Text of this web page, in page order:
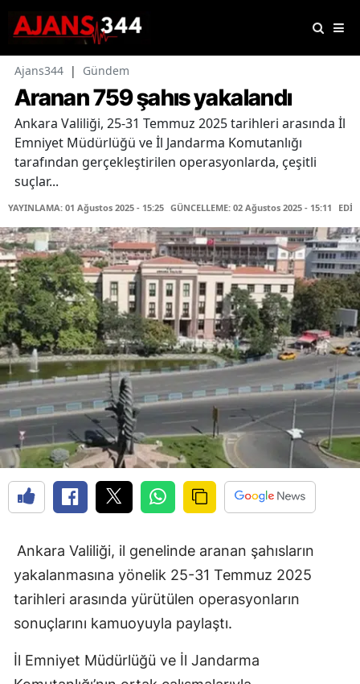
Ajans344 | Gündem
Aranan 759 şahıs yakalandı
Ankara Valiliği, 25-31 Temmuz 2025 tarihleri arasında İl
Emniyet Müdürlüğü ve İl Jandarma Komutanlığı
tarafından gerçekleştirilen operasyonlarda, çeşitli
suçlar...
YAYINLAMA: 01 Ağustos 2025 - 15:25 GÜNCELLEME: 02 Ağustos 2025 - 15:11
Ankara Valiliği, il genelinde aranan şahısların
yakalanmasına yönelik 25-31 Temmuz 2025
tarihleri arasında yürütülen operasyonların
sonuçlarını kamuoyuyla paylaştı.
İl Emniyet Müdürlüğü ve İl Jandarma